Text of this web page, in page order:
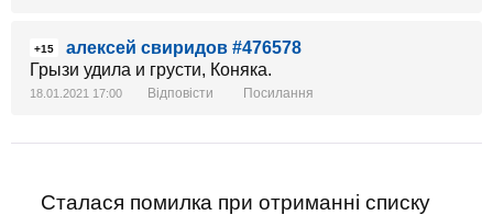
+15
алексей свиридов #476578
Грызи удила и грусти, Коняка.
18.01.2021 17:00 Відповісти Посилання
Сталася помилка при отриманні списку